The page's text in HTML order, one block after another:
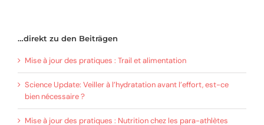
…direkt zu den Beiträgen
Mise à jour des pratiques : Trail et alimentation
Science Update: Veiller à l’hydratation avant l’effort, est-ce
bien nécessaire ?
Mise à jour des pratiques : Nutrition chez les para-athlètes